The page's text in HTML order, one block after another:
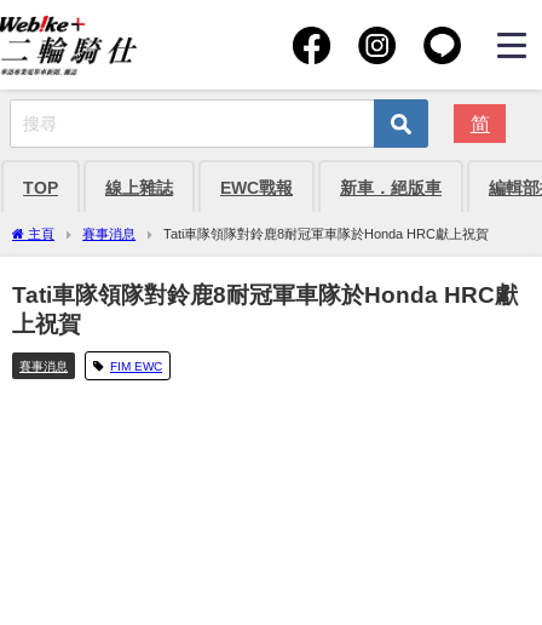
简
TOP 線上雜誌 EWC戰報 新車．絕版車 編輯
主頁 賽事消息 Tati車隊領隊對鈴鹿8耐冠軍車隊於Honda HRC獻上祝賀
Tati車隊領隊對鈴鹿8耐冠軍車隊於Honda HRC獻
上祝賀
賽事消息 FIM EWC